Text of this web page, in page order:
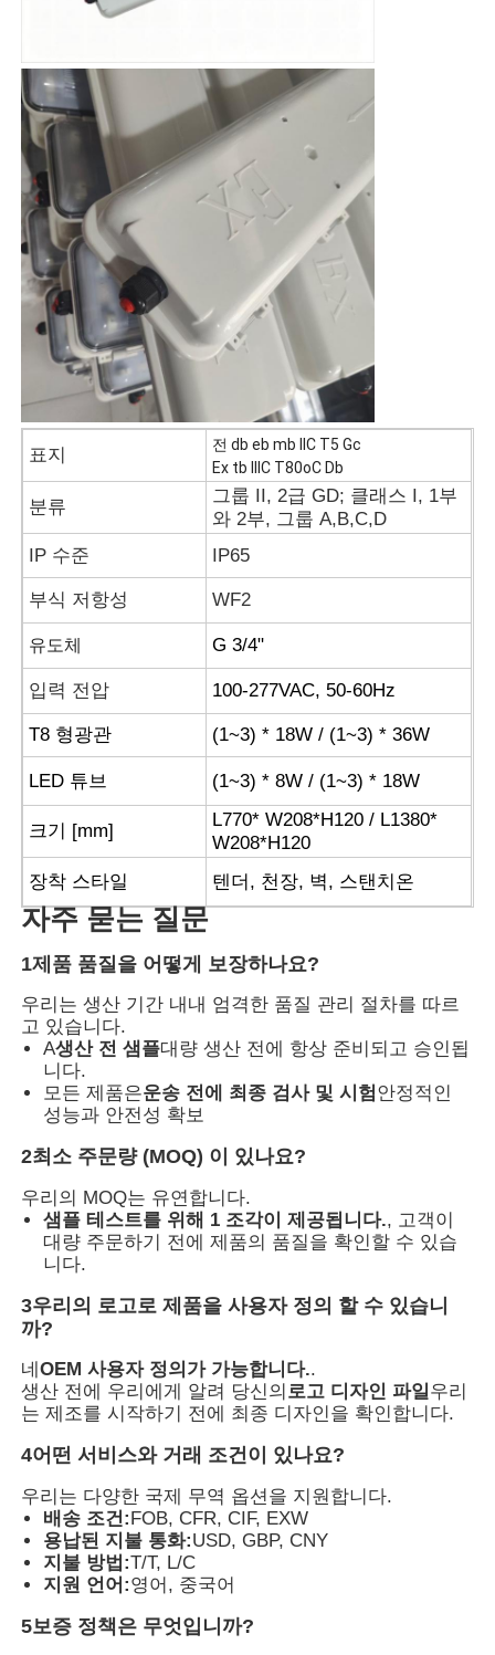
방폭 박스
방폭 스위치
폭발 방지 케이블 간질
방폭 플러그와 소켓
표지
전 db eb mb IIC T5 Gc
Ex tb IIIC T80oC Db
분류
그룹 II, 2급 GD; 클래스 I, 1부
와 2부, 그룹 A,B,C,D
IP 수준
IP65
부식 저항성 WF2
유도체 G 3/4"
입력 전압 100-277VAC, 50-60Hz
T8 형광관 (1~3) * 18W / (1~3) * 36W
LED 튜브 (1~3) * 8W / (1~3) * 18W
크기 [mm]
L770* W208*H120 / L1380*
W208*H120
장착 스타일
텐더, 천장, 벽, 스탠치온
자주 묻는 질문
1제품 품질을 어떻게 보장하나요?
우리는 생산 기간 내내 엄격한 품질 관리 절차를 따르
고 있습니다.
A생산 전 샘플대량 생산 전에 항상 준비되고 승인됩
니다.
모든 제품은운송 전에 최종 검사 및 시험안정적인
성능과 안전성 확보
2최소 주문량 (MOQ) 이 있나요?
우리의 MOQ는 유연합니다.
샘플 테스트를 위해 1 조각이 제공됩니다., 고객이
대량 주문하기 전에 제품의 품질을 확인할 수 있습
니다.
3우리의 로고로 제품을 사용자 정의 할 수 있습니
까?
네OEM 사용자 정의가 가능합니다..
생산 전에 우리에게 알려 당신의 로고 디자인 파일우리
는 제조를 시작하기 전에 최종 디자인을 확인합니다.
4어떤 서비스와 거래 조건이 있나요?
우리는 다양한 국제 무역 옵션을 지원합니다.
배송 조건:FOB, CFR, CIF, EXW
용납된 지불 통화:USD, GBP, CNY
지불 방법:T/T, L/C
지원 언어:영어, 중국어
5보증 정책은 무엇입니까?